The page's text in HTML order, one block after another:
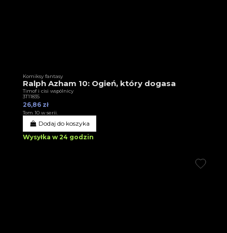
Komiksy fantasy
Ralph Azham 10: Ogień, który dogasa
Timof i cisi wspólnicy
3T11835
26,86 zł
Tom 10 w serii.
Dodaj do koszyka
Wysyłka w 24 godzin